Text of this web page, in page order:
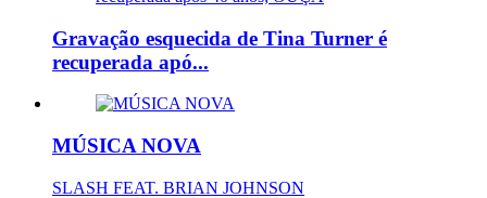
Gravação esquecida de Tina Turner é
recuperada apó...
MÚSICA NOVA
SLASH FEAT. BRIAN JOHNSON